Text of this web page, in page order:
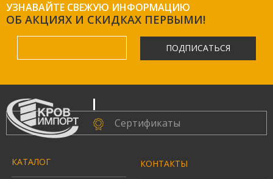
УЗНАВАЙТЕ СВЕЖУЮ ИНФОРМАЦИЮ
ОБ АКЦИЯХ И СКИДКАХ ПЕРВЫМИ!
ПОДПИСАТЬСЯ
Сертификаты
КАТАЛОГ КОНТАКТЫ